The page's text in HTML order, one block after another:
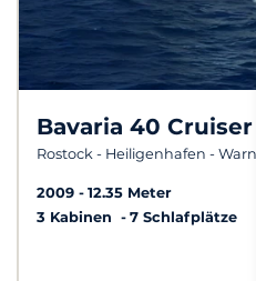
Bavaria 40 Cruiser
Rostock - Heiligenhafen -
2009
12.35 Meter
3 Kabinen
7 Schlafplätze